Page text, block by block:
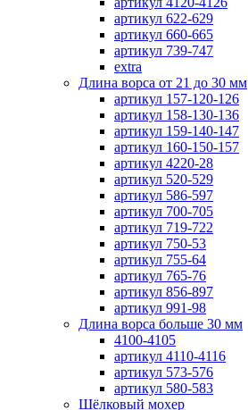
артикул 622-629
артикул 660-665
артикул 739-747
extra
Длина ворса от 21 до 30 мм
артикул 157-120-126
артикул 158-130-136
артикул 159-140-147
артикул 160-150-157
артикул 4220-28
артикул 520-529
артикул 586-597
артикул 700-705
артикул 719-722
артикул 750-53
артикул 755-64
артикул 765-76
артикул 856-897
артикул 991-98
Длина ворса больше 30 мм
4100-4105
артикул 4110-4116
артикул 573-576
артикул 580-583
Шёлковый мохер